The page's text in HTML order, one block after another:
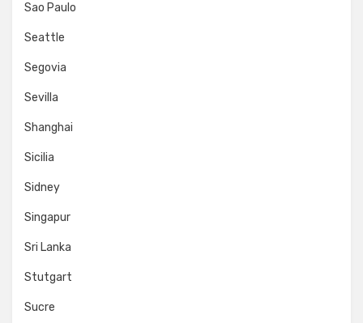
Sao Paulo
Seattle
Segovia
Sevilla
Shanghai
Sicilia
Sidney
Singapur
Sri Lanka
Stutgart
Sucre